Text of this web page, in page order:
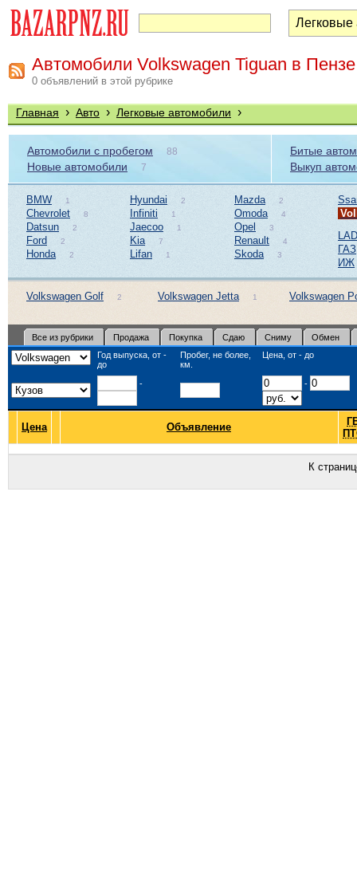
Автомобили Volkswagen Tiguan в Пензе
0 объявлений в этой рубрике
Главная › Авто › Легковые автомобили ›
Автомобили с пробегом 88
Новые автомобили 7
Битые
Выкуп
BMW 1
Chevrolet 8
Datsun 2
Ford 2
Honda 2
Hyundai 2
Infiniti 1
Jaecoo 1
Kia 7
Lifan 1
Mazda 2
Omoda 4
Opel 3
Renault 4
Skoda 3
ГАЗ
ИЖ
Volkswagen Golf 2 Volkswagen Jetta 1 Volkswagen
Все из рубрики Продажа Покупка Сдаю Сниму
Обмен
Год выпуска, от -
до
Пробег, не более,
км.
Цена, от - до
- -
Цена Объявление
К